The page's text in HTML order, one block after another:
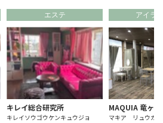
エステ
キレイ総合研究所
キレイソウゴウケンキュウジョ
アイラ
MAQUIA 竜ヶ崎
マキア リュウガ